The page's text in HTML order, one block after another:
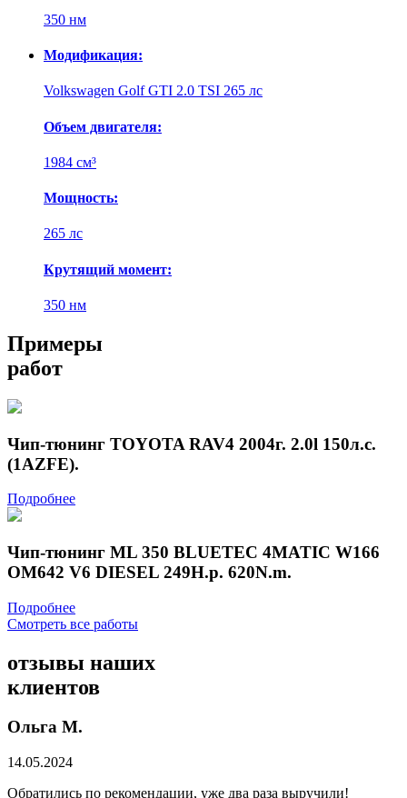
350 нм
Модификация:
Volkswagen Golf GTI 2.0 TSI 265 лс
Объем двигателя:
1984 см³
Мощность:
265 лс
Крутящий момент:
350 нм
Примеры
работ
Чип-тюнинг TOYOTA RAV4 2004г. 2.0l 150л.с.
(1AZFE).
Подробнее
Чип-тюнинг ML 350 BLUETEC 4MATIC W166
OM642 V6 DIESEL 249H.p. 620N.m.
Подробнее
Смотреть все работы
отзывы наших
клиентов
Ольга М.
14.05.2024
Обратились по рекомендации, уже два раза выручили!